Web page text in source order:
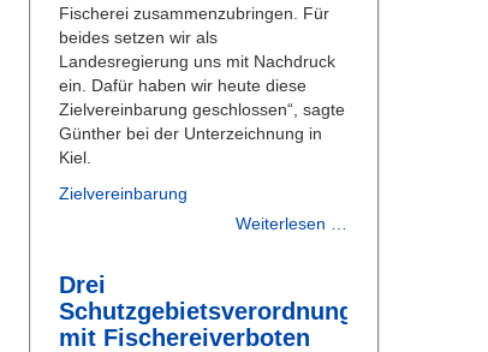
Fischerei zusammenzubringen. Für
beides setzen wir als
Landesregierung uns mit Nachdruck
ein. Dafür haben wir heute diese
Zielvereinbarung geschlossen“, sagte
Günther bei der Unterzeichnung in
Kiel.
Zielvereinbarung
Weiterlesen …
Drei
Schutzgebietsverordnungen
mit Fischereiverboten